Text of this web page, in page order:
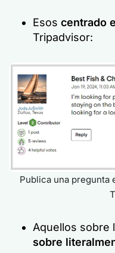
Esos centrado
Tripadvisor:
Publica una pregunta
Aquellos sobre
sobre